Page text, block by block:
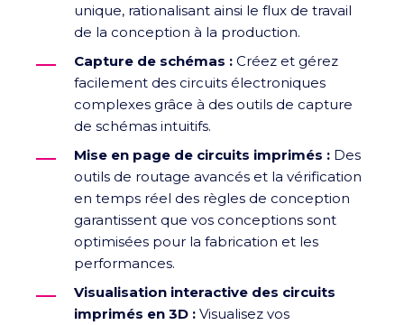
unique, rationalisant ainsi le flux de travail
de la conception à la production.
Capture de schémas : Créez et gérez
facilement des circuits électroniques
complexes grâce à des outils de capture
de schémas intuitifs.
Mise en page de circuits imprimés : Des
outils de routage avancés et la vérification
en temps réel des règles de conception
garantissent que vos conceptions sont
optimisées pour la fabrication et les
performances.
Visualisation interactive des circuits
imprimés en 3D : Visualisez vos